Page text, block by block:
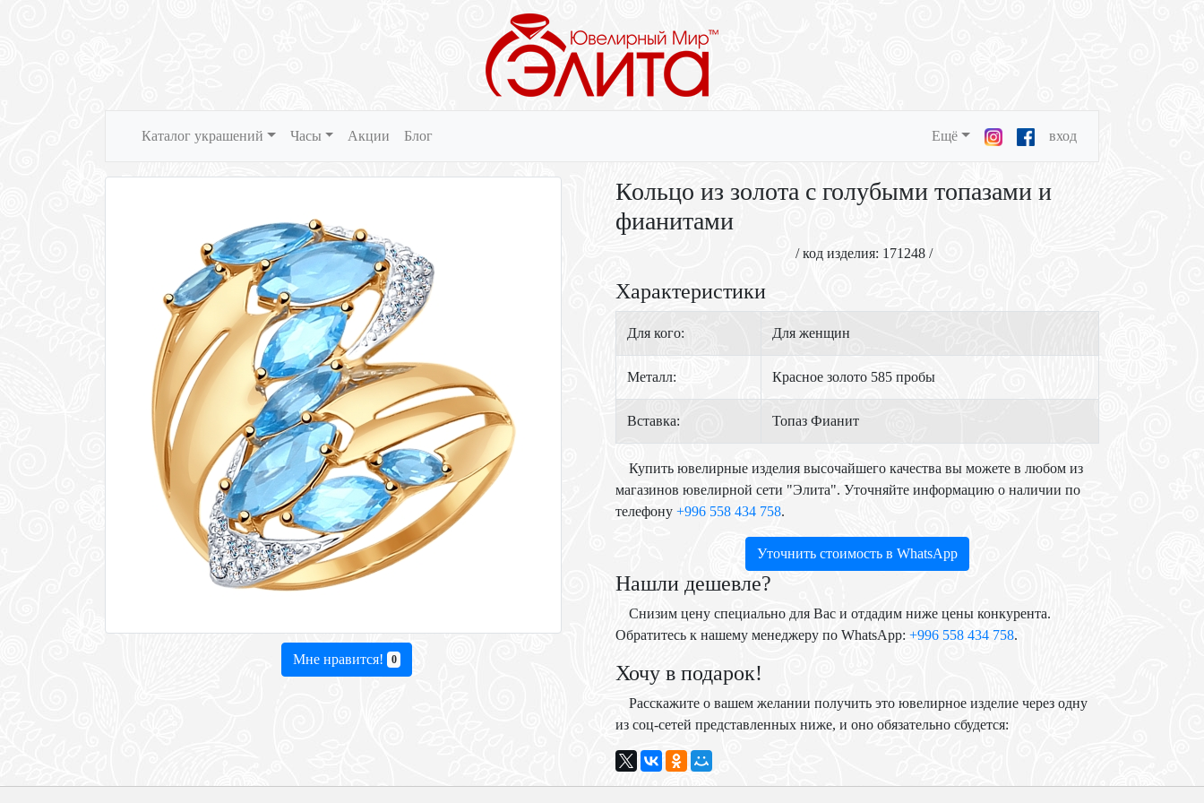
Каталог украшений Часы Акции Блог Ещё вход
Мне нравится! 0
Кольцо из золота с голубыми топазами и
фианитами
/ код изделия: 171248 /
Характеристики
Для кого: Для женщин
Металл: Красное золото 585 пробы
Вставка: Топаз Фианит
Купить ювелирные изделия высочайшего качества вы можете в любом из
магазинов ювелирной сети "Элита". Уточняйте информацию о наличии по
телефону +996 558 434 758.
Уточнить стоимость в WhatsApp
Нашли дешевле?
Снизим цену специально для Вас и отдадим ниже цены конкурента.
Обратитесь к нашему менеджеру по WhatsApp: +996 558 434 758.
Хочу в подарок!
Расскажите о вашем желании получить это ювелирное изделие через одну
из соц-сетей представленных ниже, и оно обязательно сбудется: